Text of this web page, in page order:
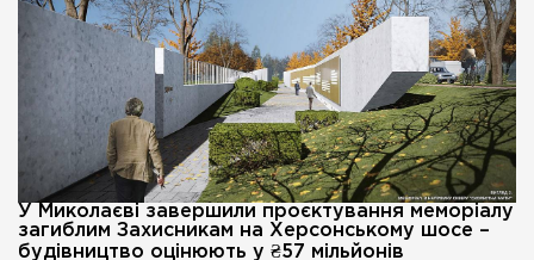
У Миколаєві завершили проєктування меморіалу
загиблим Захисникам на Херсонському шосе –
будівництво оцінюють у ₴57 мільйонів